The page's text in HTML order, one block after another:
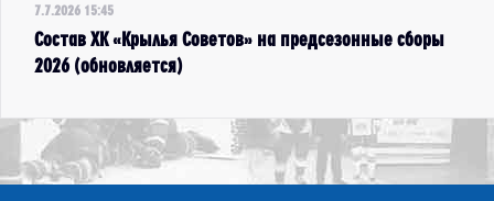
7.7.2026 15:45
Состав ХК «Крылья Советов» на предсезонные сборы
2026 (обновляется)